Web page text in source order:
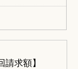
請求額】